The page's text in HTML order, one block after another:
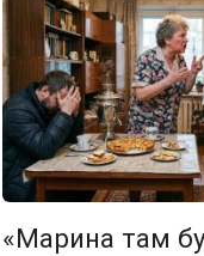
«Марина там